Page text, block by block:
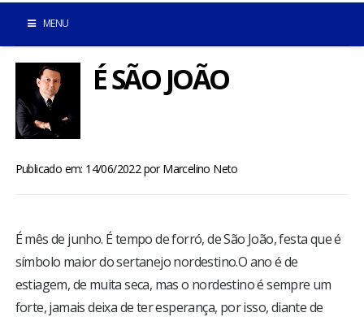
MENU
INÍCIO
POMBAL E REGIÃO
PARAÍBA
MUNDO
ESPORTES
É SÃO JOÃO
Publicado em: 14/06/2022porMarcelino Neto
É mês de junho. É tempo de forró, de São João, festa que é
símbolo maior do sertanejo nordestino.O ano é de
estiagem, de muita seca, mas o nordestino é sempre um
forte, jamais deixa de ter esperança, por isso, diante de